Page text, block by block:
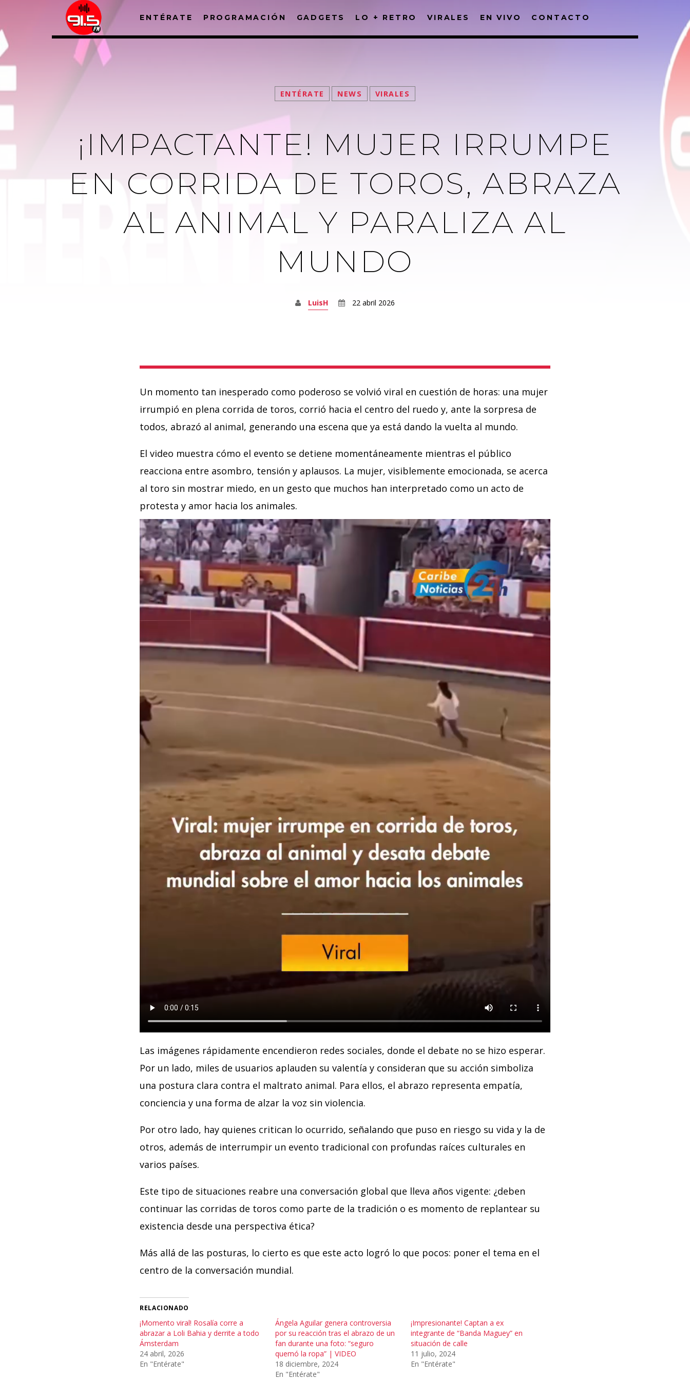
ENTÉRATE PROGRAMACIÓN GADGETS LO + RETRO VIRALES EN VIVO CONTACTO
ENTÉRATE NEWS VIRALES
¡IMPACTANTE! MUJER IRRUMPE
EN CORRIDA DE TOROS, ABRAZA
AL ANIMAL Y PARALIZA AL
MUNDO
LuisH 22 abril 2026
Un momento tan inesperado como poderoso se volvió viral en cuestión de horas: una mujer
irrumpió en plena corrida de toros, corrió hacia el centro del ruedo y, ante la sorpresa de
todos, abrazó al animal, generando una escena que ya está dando la vuelta al mundo.
El video muestra cómo el evento se detiene momentáneamente mientras el público
reacciona entre asombro, tensión y aplausos. La mujer, visiblemente emocionada, se acerca
al toro sin mostrar miedo, en un gesto que muchos han interpretado como un acto de
protesta y amor hacia los animales.
Las imágenes rápidamente encendieron redes sociales, donde el debate no se hizo esperar.
Por un lado, miles de usuarios aplauden su valentía y consideran que su acción simboliza
una postura clara contra el maltrato animal. Para ellos, el abrazo representa empatía,
conciencia y una forma de alzar la voz sin violencia.
Por otro lado, hay quienes critican lo ocurrido, señalando que puso en riesgo su vida y la de
otros, además de interrumpir un evento tradicional con profundas raíces culturales en
varios países.
Este tipo de situaciones reabre una conversación global que lleva años vigente: ¿deben
continuar las corridas de toros como parte de la tradición o es momento de replantear su
existencia desde una perspectiva ética?
Más allá de las posturas, lo cierto es que este acto logró lo que pocos: poner el tema en el
centro de la conversación mundial.
RELACIONADO
¡Momento viral! Rosalía corre a
abrazar a Loli Bahia y derrite a todo
Ámsterdam
24 abril, 2026
En "Entérate"
Ángela Aguilar genera controversia
por su reacción tras el abrazo de un
fan durante una foto: “seguro
quemó la ropa” | VIDEO
18 diciembre, 2024
En "Entérate"
¡Impresionante! Captan a ex
integrante de “Banda Maguey” en
situación de calle
11 julio, 2024
En "Entérate"